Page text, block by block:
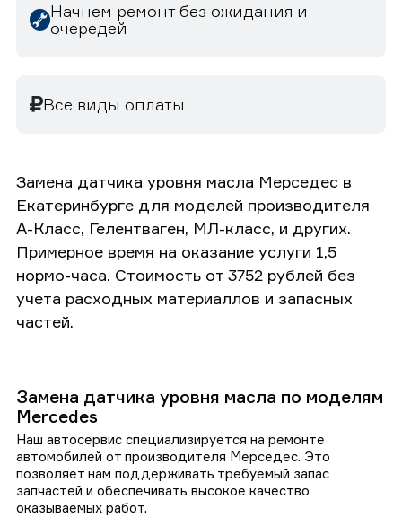
Начнем ремонт без ожидания и
очередей
Все виды оплаты
Замена датчика уровня масла Мерседес в
Екатеринбурге для моделей производителя
А-Класс, Гелентваген, МЛ-класс, и других.
Примерное время на оказание услуги 1,5
нормо-часа. Стоимость от 3752 рублей без
учета расходных материаллов и запасных
частей.
Замена датчика уровня масла по моделям
Mercedes
Наш автосервис специализируется на ремонте
автомобилей от производителя Мерседес. Это
позволяет нам поддерживать требуемый запас
запчастей и обеспечивать высокое качество
оказываемых работ.